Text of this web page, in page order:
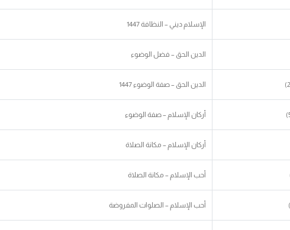
الإسلام ديني – النظافة 1447
الدين الحق – فضل الوضوء
الدين الحق – صفة الوضوء 1447
أركان الإسلام – صفة الوضوء
أركان الإسلام – مكانة الصلاة
أحب الإسلام – مكانة الصلاة
أحب الإسلام – الصلوات المفروضة